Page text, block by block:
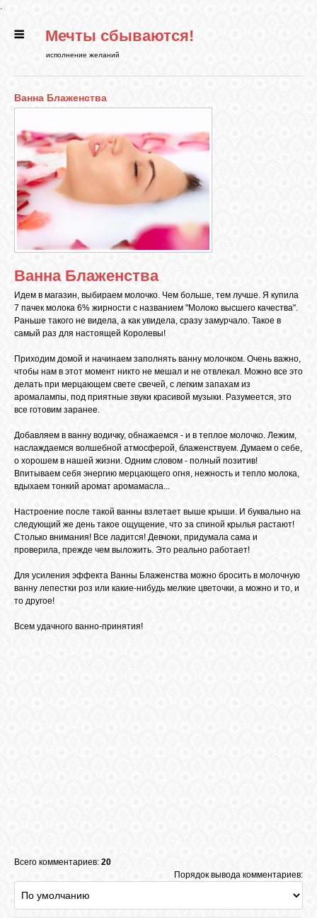
.
ГЛАВНАЯ
БИБЛИОТЕКА
ФЭН-ШУЙ
ГАДАНИЯ
КАРТА
ЖЕЛАНИЙ
ФОРУМ
СОННИК
УСПЕХ
ГОРОСКОП
FACEBOOK
Мечты сбываются!
исполнение желаний
Ванна Блаженства
Ванна Блаженства
Идем в магазин, выбираем молочко. Чем больше, тем лучше. Я купила
7 пачек молока 6% жирности с названием "Молоко высшего качества".
Раньше такого не видела, а как увидела, сразу замурчало. Такое в
самый раз для настоящей Королевы!
Приходим домой и начинаем заполнять ванну молочком. Очень важно,
чтобы нам в этот момент никто не мешал и не отвлекал. Можно все это
делать при мерцающем свете свечей, с легким запахам из
аромалампы, под приятные звуки красивой музыки. Разумеется, это
все готовим заранее.
Добавляем в ванну водичку, обнажаемся - и в теплое молочко. Лежим,
наслаждаемся волшебной атмосферой, блаженствуем. Думаем о себе,
о хорошем в нашей жизни. Одним словом - полный позитив!
Впитываем себя энергию мерцающего огня, нежность и тепло молока,
вдыхаем тонкий аромат аромамасла...
Настроение после такой ванны взлетает выше крыши. И буквально на
следующий же день такое ощущение, что за спиной крылья растают!
Столько внимания! Все ладится! Девчоки, придумала сама и
проверила, прежде чем выложить. Это реально работает!
Для усиления эффекта Ванны Блаженства можно бросить в молочную
ванну лепестки роз или какие-нибудь мелкие цветочки, а можно и то, и
то другое!
Всем удачного ванно-принятия!
Всего комментариев: 20
Порядок вывода комментариев: